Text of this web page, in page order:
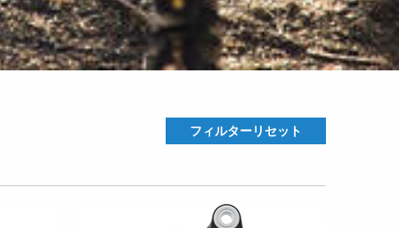
フィルターリセット